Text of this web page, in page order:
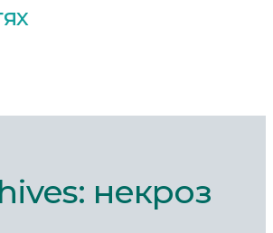
некроз